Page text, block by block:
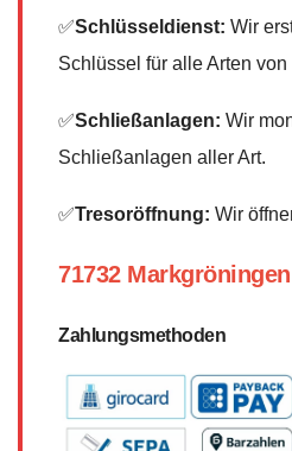
✅Schlüsseldienst: Wir
Schlüssel für alle Arten
✅Schließanlagen: Wir
Schließanlagen aller Art.
✅Tresoröffnung: Wir
71732 Markgröningen
Zahlungsmethoden